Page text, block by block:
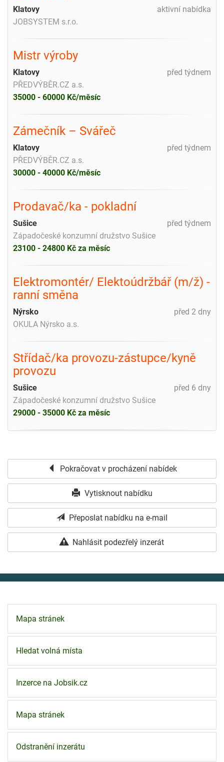
aktivní nabídka
Klatovy
JOBSYSTEM s.r.o.
Mistr výroby
před týdnem
Klatovy
PŘEDVÝBĚR.CZ a.s.
35000 - 60000 Kč/měsíc
Zámečník – Svářeč
před týdnem
Klatovy
PŘEDVÝBĚR.CZ a.s.
30000 - 40000 Kč/měsíc
Prodavač/ka - pokladní
před týdnem
Sušice
Západočeské konzumní družstvo Sušice
23100 - 24800 Kč za měsíc
Elektromontér/ Elektoúdržbář (m/ž) -
ranní směna
před 2 dny
Nýrsko
OKULA Nýrsko a.s.
Střídač/ka provozu-zástupce/kyně
provozu
před 6 dny
Sušice
Západočeské konzumní družstvo Sušice
29000 - 35000 Kč za měsíc
Pokračovat v procházení nabídek
Vytisknout nabídku
Přeposlat nabídku na e-mail
Nahlásit podezřelý inzerát
Mapa stránek
Hledat volná místa
Inzerce na Jobsik.cz
Mapa stránek
Odstranění inzerátu